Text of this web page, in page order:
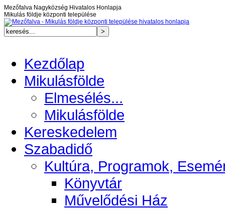
Mezőfalva Nagyközség Hivatalos Honlapja
Mikulás földje központi települése
Kezdőlap
Mikulásfölde
Elmesélés...
Mikulásfölde
Kereskedelem
Szabadidő
Kultúra, Programok,
Könyvtár
Művelődési Ház